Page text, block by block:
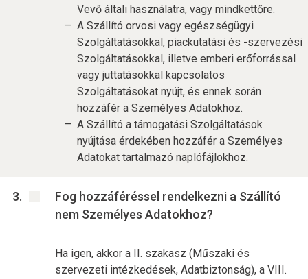
Vevő általi használatra, vagy mindkettőre.
A Szállító orvosi vagy egészségügyi
Szolgáltatásokkal, piackutatási és -szervezési
Szolgáltatásokkal, illetve emberi erőforrással
vagy juttatásokkal kapcsolatos
Szolgáltatásokat nyújt, és ennek során
hozzáfér a Személyes Adatokhoz.
A Szállító a támogatási Szolgáltatások
nyújtása érdekében hozzáfér a Személyes
Adatokat tartalmazó naplófájlokhoz.
Fog hozzáféréssel rendelkezni a Szállító
nem Személyes Adatokhoz?
Ha igen, akkor a II. szakasz (Műszaki és
szervezeti intézkedések, Adatbiztonság), a VIII.